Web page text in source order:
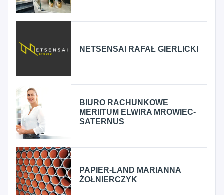
NETSENSAI RAFAŁ GIERLICKI
BIURO RACHUNKOWE
MERIITUM ELWIRA MROWIEC-
SATERNUS
PAPIER-LAND MARIANNA
ŻOŁNIERCZYK